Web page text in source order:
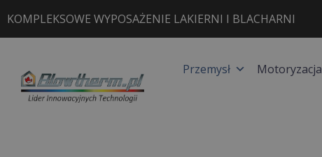
do
treści
KOMPLEKSOWE WYPOSAŻENIE LAKIERNI I BLACHARNI
Przemysł Motoryzacja